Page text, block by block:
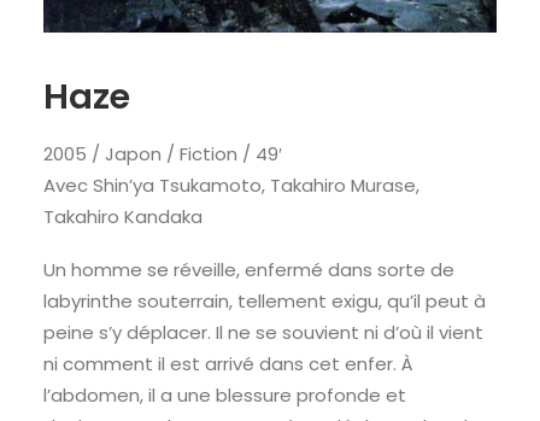
Haze
2005 / Japon / Fiction / 49′
Avec Shin’ya Tsukamoto, Takahiro Murase,
Takahiro Kandaka
Un homme se réveille, enfermé dans sorte de
labyrinthe souterrain, tellement exigu, qu’il peut à
peine s’y déplacer. Il ne se souvient ni d’où il vient
ni comment il est arrivé dans cet enfer. À
l’abdomen, il a une blessure profonde et